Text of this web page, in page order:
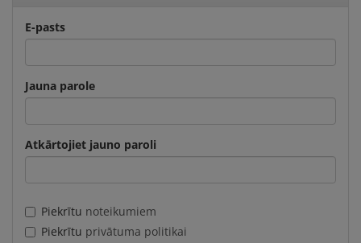
E-pasts
Jauna parole
Atkārtojiet jauno paroli
Piekrītu noteikumiem
Piekrītu privātuma politikai